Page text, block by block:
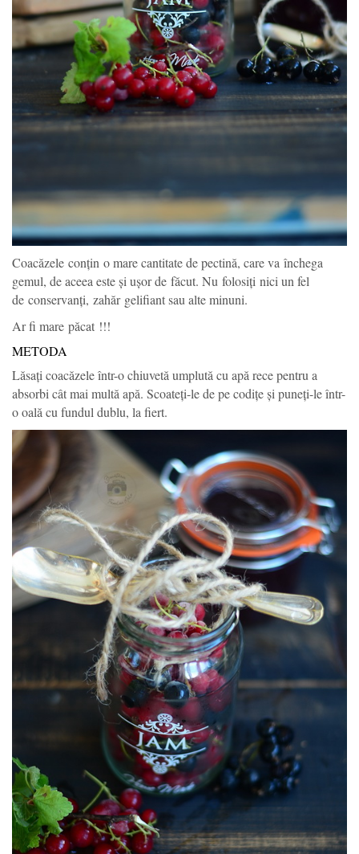
Coacăzele conțin o mare cantitate de pectină, care va închega
gemul, de aceea este și ușor de făcut. Nu folosiți nici un fel
de conservanți, zahăr gelifiant sau alte minuni.
Ar fi mare păcat !!!
METODA
Lăsați coacăzele într-o chiuvetă umplută cu apă rece pentru a
absorbi cât mai multă apă. Scoateți-le de pe codițe și puneți-le într-
o oală cu fundul dublu, la fiert.